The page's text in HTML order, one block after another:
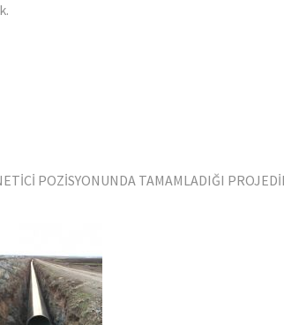
POZİSYONUNDA TAMAMLADIĞI